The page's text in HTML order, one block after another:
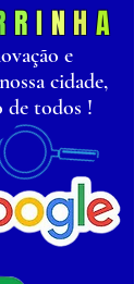
RI NHA
e
cidade,
de todos !